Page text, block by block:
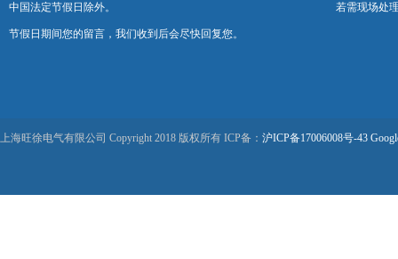
中国法定节假日除外。
节假日期间您的留言，我们收到后会尽快回复您。
若需现场处
上海旺徐电气有限公司 Copyright 2018 版权所有 ICP备： 沪ICP备17006008号-43